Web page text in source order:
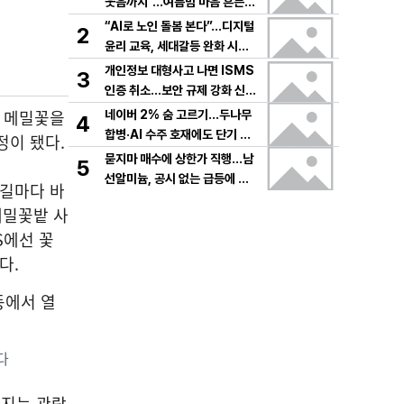
밀꽃을
이 됐다.
마다 바
꽃밭 사
선 꽃
.
감동→다시 궁금한 변화
2
“AI로 노인 돌봄 본다”…디지털
윤리 교육, 세대갈등 완화 시험
대
3
개인정보 대형사고 나면 ISMS
인증 취소…보안 규제 강화 신호
탄
4
네이버 2% 숨 고르기…두나무
합병·AI 수주 호재에도 단기 급
등 부담
5
묻지마 매수에 상한가 직행…남
선알미늄, 공시 없는 급등에 변